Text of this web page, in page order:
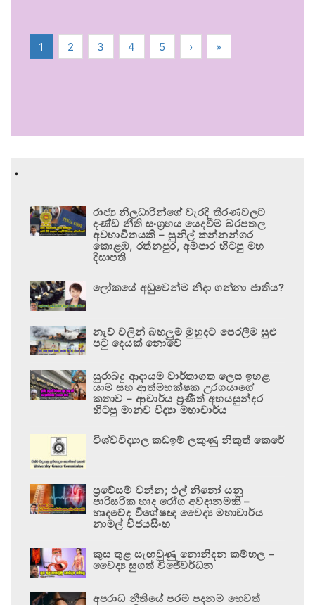
1 2 3 4 5 › »
.
රාජ්‍ය නිලධාරීන්ගේ වැරදි තීරණවලට
දණ්ඩ නීති සංග්‍රහය යෙදවීම බරපතල
අවභාවිතයකි – සුනිල් කන්නන්ගර
කොළඹ, රත්නපුර, අම්පාර හිටපු මහ
දිසාපති
ලෝකයේ අඩුවෙන්ම නිදා ගන්නා ජාතිය?
නැව් වලින් බහලුම් මුහුදට පෙරලීම සුළු
පටු දෙයක් නොවේ
සුරාබදු ආදායම වාර්තාගත ලෙස ඉහළ
යාම සහ ආත්මභක්ෂක උරගයාගේ
කතාව – ආචාර්ය ප්‍රණීත් අභයසුන්දර
හිටපු මානව විද්‍යා මහාචාර්ය
විශ්වවිද්‍යාල කඩඉම් ලකුණු නිකුත් කෙරේ
ප්‍රවේසම් වන්න; එල් නිනෝ යනු
පාරිසරික හෘද රෝග අවදානමකි –
හෘදවේද විශේෂඥ වෛද්‍ය මහාචාර්ය
නාමල් විජයසිංහ
කුස තුළ සැඟවුණු නොනිදන කම්හල –
වෛද්‍ය සුගත් විජේවර්ධන
අපරාධ නීතියේ පරම පදනම හෙවත්